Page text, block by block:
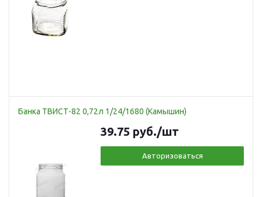
Банка ТВИСТ-82 0,72л 1/24/1680 (Камышин)
39.75 руб./шт
Авторизоваться